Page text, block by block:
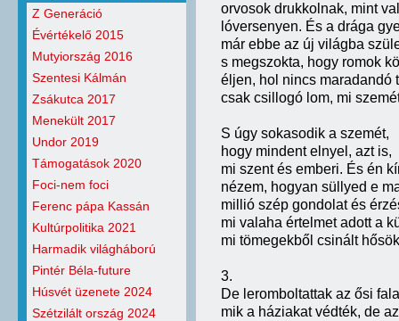
Z Generáció
Évértékelő 2015
Mutyiország 2016
Szentesi Kálmán
Zsákutca 2017
Menekült 2017
Undor 2019
Támogatások 2020
Foci-nem foci
Ferenc pápa Kassán
Kultúrpolitika 2021
Harmadik világháború
Pintér Béla-future
Húsvét üzenete 2024
Szétzilált ország 2024
orvosok drukkolnak, mint
lóversenyen. És a drága
már ebbe az új világba
s megszokta, hogy romok
éljen, hol nincs maradandó
csak csillogó lom, mi
S úgy sokasodik a szemét,
hogy mindent elnyel, azt is,
mi szent és emberi. És én
nézem, hogyan süllyed e
millió szép gondolat és
mi valaha értelmet adott a
mi tömegekből csinált
3.
De leromboltattak az ősi
mik a háziakat védték, de